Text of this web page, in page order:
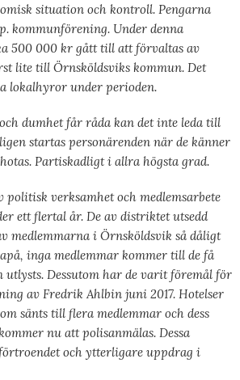
situation och kontroll. Pengarna
kommunförening. Under denna
500 000 kr gått till att förvaltas av
lite till Örnsköldsviks kommun. Det
lokalhyror under perioden.
dumhet får råda kan det inte leda till
startas personärenden när de känner
Partiskadligt i allra högsta grad.
politisk verksamhet och medlemsarbete
ett flertal år. De av distriktet utsedd
medlemmarna i Örnsköldsvik så dåligt
inga medlemmar kommer till de få
utlysts. Dessutom har de varit föremål för
av Fredrik Ahlbin juni 2017. Hotelser
sänts till flera medlemmar och dess
nu att polisanmälas. Dessa
och ytterligare uppdrag i